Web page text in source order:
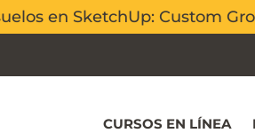
en SketchUp: Custom
en SketchUp: Custom
CURSOS EN LÍNEA